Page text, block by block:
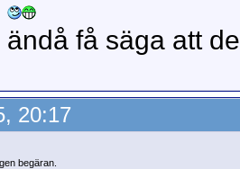
ändå få säga att
20:17
begäran.